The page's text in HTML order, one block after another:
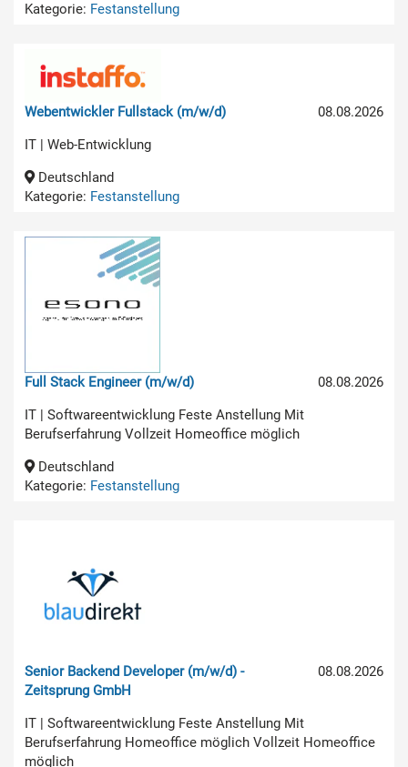
Kategorie: Festanstellung
08.08.2026
Webentwickler Fullstack (m/w/d)
IT | Web-Entwicklung
Deutschland
Kategorie: Festanstellung
08.08.2026
Full Stack Engineer (m/w/d)
IT | Softwareentwicklung Feste Anstellung Mit
Berufserfahrung Vollzeit Homeoffice möglich
Deutschland
Kategorie: Festanstellung
08.08.2026
Senior Backend Developer (m/w/d) -
Zeitsprung GmbH
IT | Softwareentwicklung Feste Anstellung Mit
Berufserfahrung Homeoffice möglich Vollzeit Homeoffice
möglich